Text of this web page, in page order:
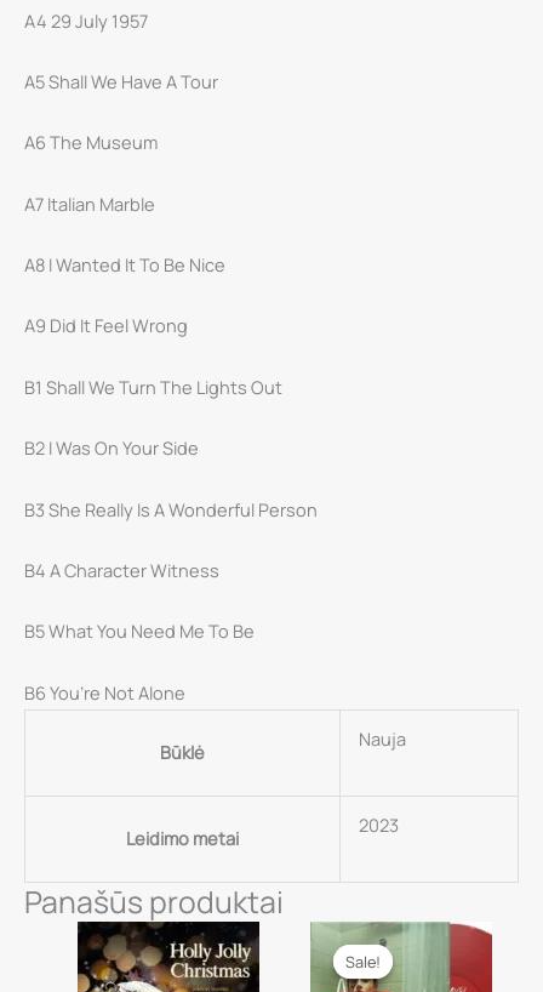
A4 29 July 1957
A5 Shall We Have A Tour
A6 The Museum
A7 Italian Marble
A8 I Wanted It To Be Nice
A9 Did It Feel Wrong
B1 Shall We Turn The Lights Out
B2 I Was On Your Side
B3 She Really Is A Wonderful Person
B4 A Character Witness
B5 What You Need Me To Be
B6 You’re Not Alone
Būklė
Nauja
Leidimo metai
2023
Panašūs produktai
Sale!
Sale!